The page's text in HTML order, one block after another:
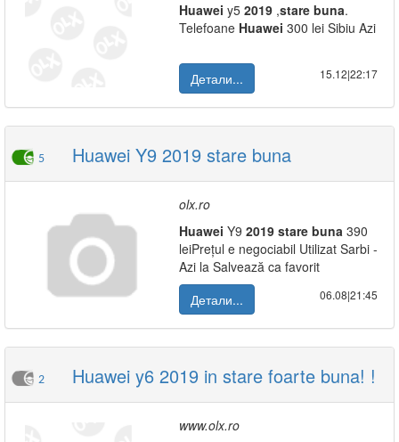
Huawei y5 2019 ,stare buna.
Telefoane Huawei 300 lei Sibiu Azi
Детали... 15.12|22:17
5 Huawei Y9 2019 stare buna
olx.ro
Huawei Y9 2019 stare buna 390
leiPrețul e negociabil Utilizat Sarbi -
Azi la Salvează ca favorit
Детали...
06.08|21:45
2 Huawei y6 2019 in stare foarte buna! !
www.olx.ro